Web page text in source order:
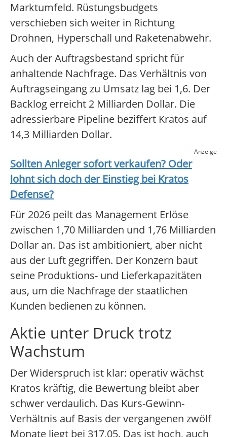
Marktumfeld. Rüstungsbudgets
verschieben sich weiter in Richtung
Drohnen, Hyperschall und Raketenabwehr.
Auch der Auftragsbestand spricht für
anhaltende Nachfrage. Das Verhältnis von
Auftragseingang zu Umsatz lag bei 1,6. Der
Backlog erreicht 2 Milliarden Dollar. Die
adressierbare Pipeline beziffert Kratos auf
14,3 Milliarden Dollar.
Anzeige
Sollten Anleger sofort verkaufen? Oder
lohnt sich doch der Einstieg bei Kratos
Defense?
Für 2026 peilt das Management Erlöse
zwischen 1,70 Milliarden und 1,76 Milliarden
Dollar an. Das ist ambitioniert, aber nicht
aus der Luft gegriffen. Der Konzern baut
seine Produktions- und Lieferkapazitäten
aus, um die Nachfrage der staatlichen
Kunden bedienen zu können.
Aktie unter Druck trotz
Wachstum
Der Widerspruch ist klar: operativ wächst
Kratos kräftig, die Bewertung bleibt aber
schwer verdaulich. Das Kurs-Gewinn-
Verhältnis auf Basis der vergangenen zwölf
Monate liegt bei 317,05. Das ist hoch, auch